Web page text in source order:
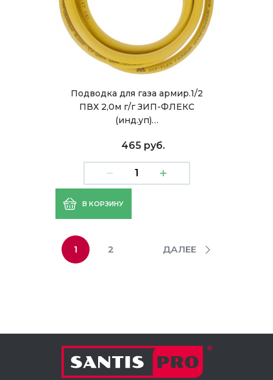
Подводка для газа армир.1/2
ПВХ 2,0м г/г ЗИП-ФЛЕКС
(инд.уп)…
465 руб.
В КОРЗИНУ
1 2 ДАЛЕЕ